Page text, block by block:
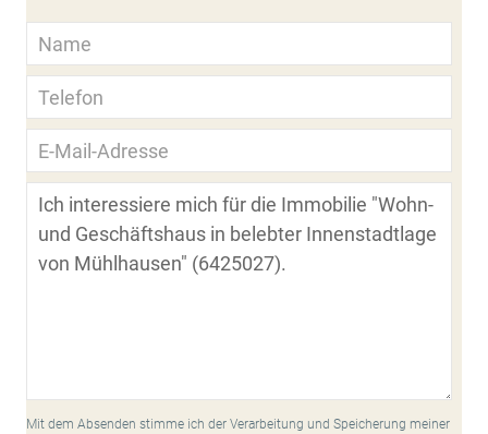
Mit dem Absenden stimme ich der Verarbeitung und Speicherung meiner